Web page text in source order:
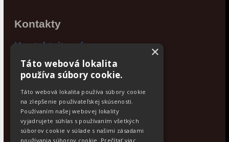
Kontakty
Kontaktujte nás
Po - Pia: 9:00 - 17:00
Newsletter
Odoberajte aktuálne novinky
×
Táto webová lokalita
používa súbory cookie.
Táto webová lokalita používa súbory cookie
na zlepšenie používateľskej skúsenosti.
Používaním našej webovej lokality
vyjadrujete súhlas s používaním všetkých
súborov cookie v súlade s našimi zásadami
používania súborov cookie. Prečítať viac